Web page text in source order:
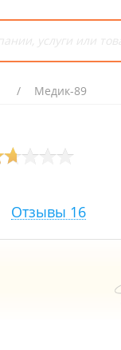
Медик-89
Отзывы 16